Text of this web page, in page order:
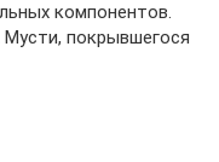
компонентов.
покрывшегося